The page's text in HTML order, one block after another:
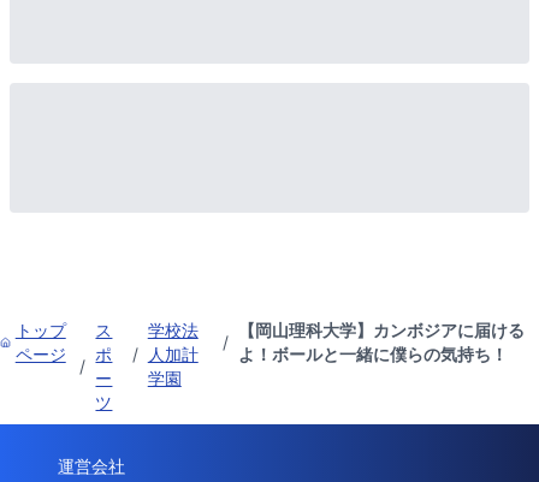
トップ
ページ
/
ス
ポ
ー
ツ
/
学校法
人加計
学園
/
【岡山理科大学】カンボジアに届ける
よ！ボールと一緒に僕らの気持ち！
運営会社